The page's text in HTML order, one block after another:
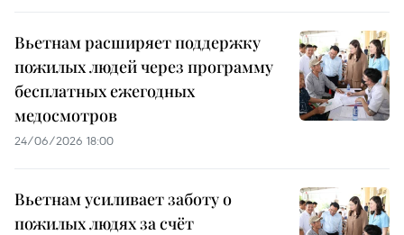
Вьетнам расширяет поддержку
пожилых людей через программу
бесплатных ежегодных
медосмотров
24/06/2026 18:00
Вьетнам усиливает заботу о
пожилых людях за счёт